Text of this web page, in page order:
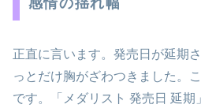
正直に言います。発売日が延期
っとだけ胸がざわつきました。
です。「メダリスト 発売日 延期